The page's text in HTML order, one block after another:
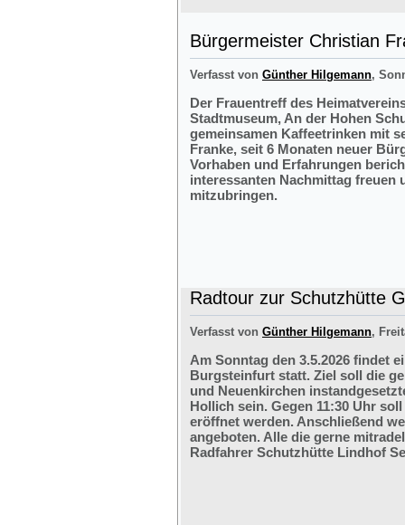
Bürgermeister Christian
Verfasst von Günther Hilgemann,
Der Frauentreff des
Stadtmuseum, An der Hohen
gemeinsamen Kaffeetrinken mit
Franke, seit 6 Monaten neuer
Vorhaben und Erfahrungen
interessanten Nachmittag freuen
mitzubringen.
Radtour zur Schutzhütte
Verfasst von Günther Hilgemann,
Am Sonntag den 3.5.2026 findet
Burgsteinfurt statt. Ziel soll die
und Neuenkirchen
Hollich sein. Gegen 11:30 Uhr
eröffnet werden. Anschließend
angeboten. Alle die gerne
Radfahrer Schutzhütte Lindhof